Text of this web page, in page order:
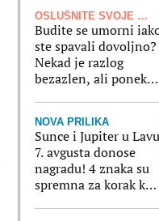
OSLUŠNITE SVOJE TELO
Budite se umorni
ste spavali dovoljno?
Nekad je razlog
bezazlen, ali ponekad
NOVA PRILIKA
Sunce i Jupiter u Lavu
7. avgusta donose
nagradu! 4 znaka su
spremna za korak koji